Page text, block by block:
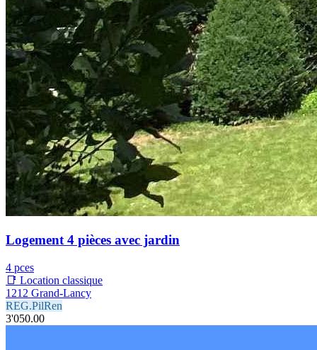
Logement 4 pièces avec jardin
4 pces
📑 Location classique
1212 Grand-Lancy
REG.PilRen
3'050.00